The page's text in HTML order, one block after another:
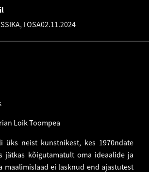
I OSA02.11.2024
Loik Toompea
üks neist kunstnikest, kes 1970ndate
jätkas kõigutamatult oma ideaalide ja
maalimislaad ei lasknud end ajastutest